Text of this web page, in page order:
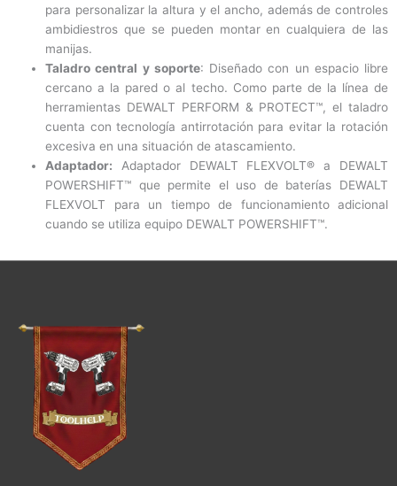
para personalizar la altura y el ancho, además de controles
ambidiestros que se pueden montar en cualquiera de las
manijas.
Taladro central y soporte: Diseñado con un espacio libre
cercano a la pared o al techo. Como parte de la línea de
herramientas DEWALT PERFORM & PROTECT™, el taladro
cuenta con tecnología antirrotación para evitar la rotación
excesiva en una situación de atascamiento.
Adaptador: Adaptador DEWALT FLEXVOLT® a DEWALT
POWERSHIFT™ que permite el uso de baterías DEWALT
FLEXVOLT para un tiempo de funcionamiento adicional
cuando se utiliza equipo DEWALT POWERSHIFT™.